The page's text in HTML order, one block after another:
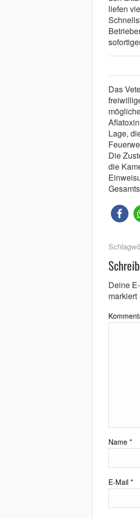
liefen
Das
Lage,
Die
die
Deine
markiert
Name *
E-Mail *